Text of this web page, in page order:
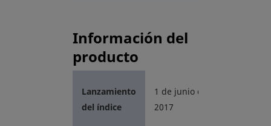
Información del
producto
Lanzamiento
del índice
1 de junio de
2017